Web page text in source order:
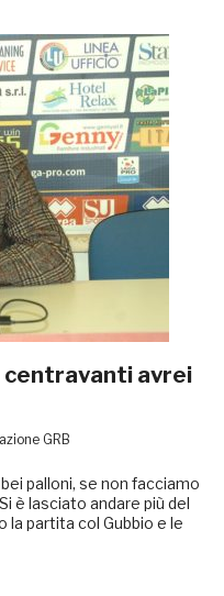
centravanti avrei
GRB
palloni, se non facciamo
è lasciato andare più del
la partita col Gubbio e le